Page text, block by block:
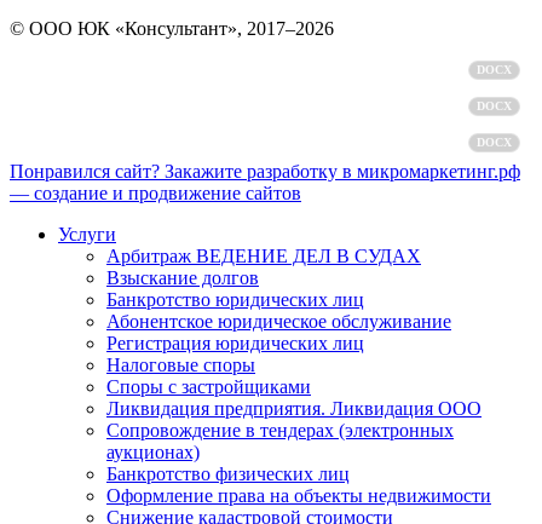
© ООО ЮК «Консультант», 2017–2026
DOCX
DOCX
DOCX
Понравился сайт? Закажите разработку в микромаркетинг.рф
— создание и продвижение сайтов
Услуги
Арбитраж ВЕДЕНИЕ ДЕЛ В СУДАХ
Взыскание долгов
Банкротство юридических лиц
Абонентское юридическое обслуживание
Регистрация юридических лиц
Налоговые споры
Споры с застройщиками
Ликвидация предприятия. Ликвидация ООО
Сопровождение в тендерах (электронных
аукционах)
Банкротство физических лиц
Оформление права на объекты недвижимости
Снижение кадастровой стоимости